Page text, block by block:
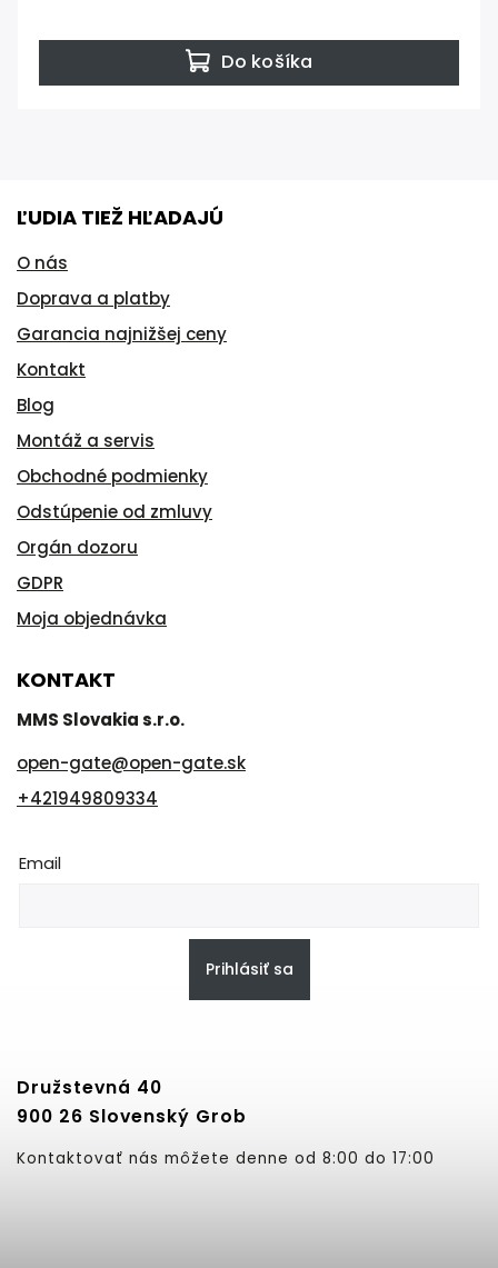
Do košíka
ĽUDIA TIEŽ HĽADAJÚ
O nás
Doprava a platby
Garancia najnižšej ceny
Kontakt
Blog
Montáž a servis
Obchodné podmienky
Odstúpenie od zmluvy
Orgán dozoru
GDPR
Moja objednávka
KONTAKT
MMS Slovakia s.r.o.
open-gate@open-gate.sk
+421949809334
Email
Prihlásiť sa
Družstevná 40
900 26 Slovenský Grob
Kontaktovať nás môžete denne od 8:00 do 17:00